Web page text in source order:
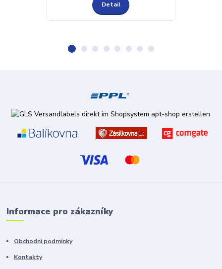
Detail
Informace pro zákazníky
Obchodní podmínky
Kontakty